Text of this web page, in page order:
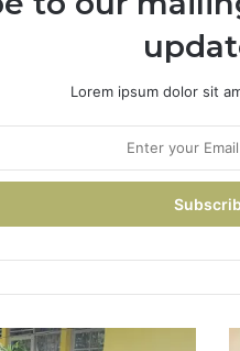
Lorem ipsum dolor sit